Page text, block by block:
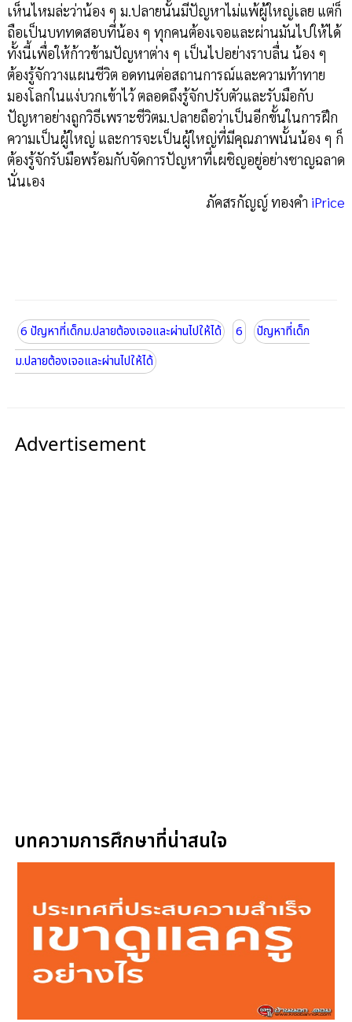
เห็นไหมล่ะว่าน้อง ๆ ม.ปลายนั้นมีปัญหาไม่แพ้ผู้ใหญ่เลย แต่ก็
ถือเป็นบททดสอบที่น้อง ๆ ทุกคนต้องเจอและผ่านมันไปให้ได้
ทั้งนี้เพื่อให้ก้าวข้ามปัญหาต่าง ๆ เป็นไปอย่างราบลื่น น้อง ๆ
ต้องรู้จักวางแผนชีวิต อดทนต่อสถานการณ์และความท้าทาย
มองโลกในแง่บวกเข้าไว้ ตลอดถึงรู้จักปรับตัวและรับมือกับ
ปัญหาอย่างถูกวิธีเพราะชีวิตม.ปลายถือว่าเป็นอีกขั้นในการฝึก
ความเป็นผู้ใหญ่ และการจะเป็นผู้ใหญ่ที่มีคุณภาพนั้นน้อง ๆ ก็
ต้องรู้จักรับมือพร้อมกับจัดการปัญหาที่เผชิญอยู่อย่างชาญฉลาด
นั่นเอง
ภัคสรกัญญ์ ทองคำ iPrice
6 ปัญหาที่เด็กม.ปลายต้องเจอและผ่านไปให้ได้ 6
ปัญหาที่เด็ก
ม.ปลายต้องเจอและผ่านไปให้ได้
Advertisement
บทความการศึกษาที่น่าสนใจ